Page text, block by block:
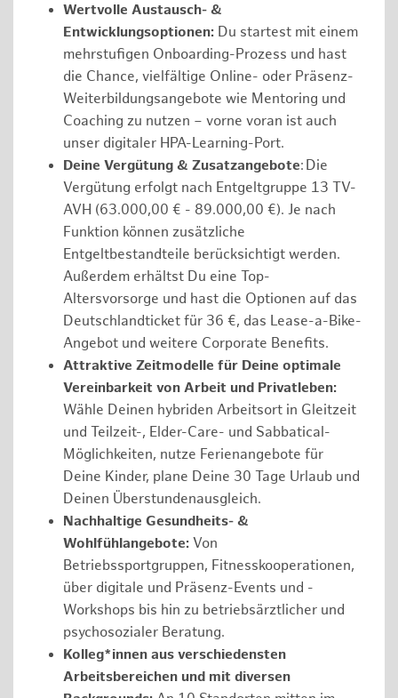
Wertvolle Austausch- &
Entwicklungsoptionen: Du startest mit einem
mehrstufigen Onboarding-Prozess und hast
die Chance, vielfältige Online- oder Präsenz-
Weiterbildungsangebote wie Mentoring und
Coaching zu nutzen – vorne voran ist auch
unser digitaler HPA-Learning-Port.
Deine Vergütung & Zusatzangebote: Die
Vergütung erfolgt nach Entgeltgruppe 13 TV-
AVH (63.000,00 € - 89.000,00 €). Je nach
Funktion können zusätzliche
Entgeltbestandteile berücksichtigt werden.
Außerdem erhältst Du eine Top-
Altersvorsorge und hast die Optionen auf das
Deutschlandticket für 36 €, das Lease-a-Bike-
Angebot und weitere Corporate Benefits.
Attraktive Zeitmodelle für Deine optimale
Vereinbarkeit von Arbeit und Privatleben:
Wähle Deinen hybriden Arbeitsort in Gleitzeit
und Teilzeit-, Elder-Care- und Sabbatical-
Möglichkeiten, nutze Ferienangebote für
Deine Kinder, plane Deine 30 Tage Urlaub und
Deinen Überstundenausgleich.
Nachhaltige Gesundheits- &
Wohlfühlangebote: Von
Betriebssportgruppen, Fitnesskooperationen,
über digitale und Präsenz-Events und -
Workshops bis hin zu betriebsärztlicher und
psychosozialer Beratung.
Kolleg*innen aus verschiedensten
Arbeitsbereichen und mit diversen